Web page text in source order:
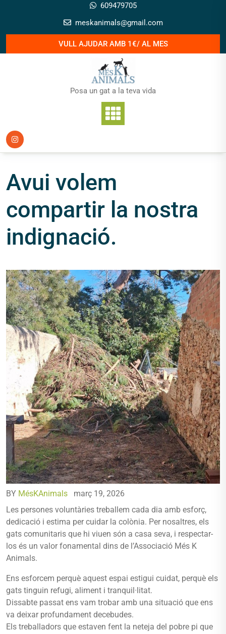
609479705
meskanimals@gmail.com
VULL AJUDAR AMB 1€/ AL MES
Posa un gat a la teva vida
Avui volem
compartir la nostra
indignació.
BY MésKAnimals
març 19, 2026
Les persones voluntàries treballem cada dia amb esforç,
dedicació i estima per cuidar la colònia. Per nosaltres, els
gats comunitaris que hi viuen són a casa seva, i respectar-
los és un valor fonamental dins de l’Associació Més K
Animals.
Ens esforcem perquè aquest espai estigui cuidat, perquè els
gats tinguin refugi, aliment i tranquil·litat.
Dissabte passat ens vam trobar amb una situació que ens
va deixar profundament decebudes.
Els treballadors que estaven fent la neteja del pobre pi que